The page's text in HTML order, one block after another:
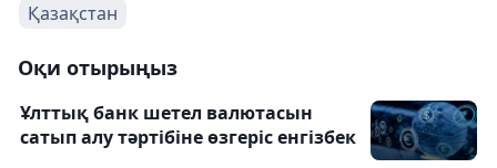
Қазақстан
Оқи отырыңыз
Ұлттық банк шетел валютасын
сатып алу тәртібіне өзгеріс енгізбек